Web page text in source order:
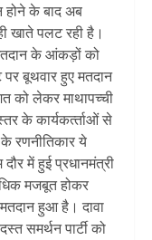
होने के बाद अब
खाते पलट रही है।
मतदान के आंकड़ों को
बूथवार हुए मतदान
को लेकर माथापच्ची
के कार्यकर्त्‍ताओं से
के रणनीतिकार ये
में हुई प्रधानमंत्री
मजबूत होकर
हुआ है। दावा
समर्थन पार्टी को